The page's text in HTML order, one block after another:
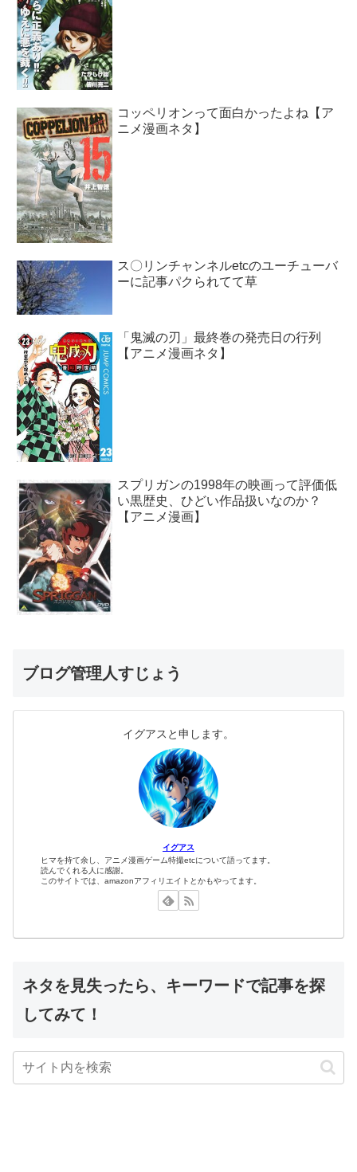
コッペリオンって面白かったよね【ア
ニメ漫画ネタ】
ス〇リンチャンネルetcのユーチューバ
ーに記事パクられてて草
「鬼滅の刃」最終巻の発売日の行列
【アニメ漫画ネタ】
スプリガンの1998年の映画って評価低
い黒歴史、ひどい作品扱いなのか？
【アニメ漫画】
ブログ管理人すじょう
イグアスと申します。
イグアス
ヒマを持て余し、アニメ漫画ゲーム特撮etcについて語ってます。
読んでくれる人に感謝。
このサイトでは、amazonアフィリエイトとかもやってます。
ネタを見失ったら、キーワードで記事を探
してみて！